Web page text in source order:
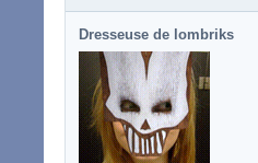
Dresseuse de lombriks